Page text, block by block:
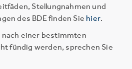
Stellungnahmen und
des BDE finden Sie hier.
nach einer bestimmten
fündig werden, sprechen Sie